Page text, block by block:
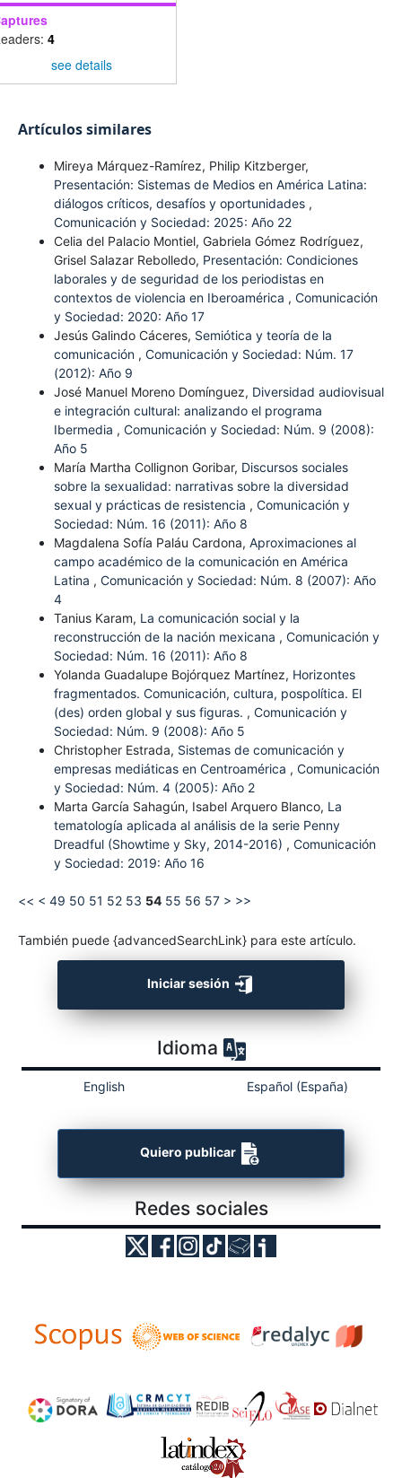
4
see details
Artículos similares
Mireya Márquez-Ramírez, Philip Kitzberger,
Presentación: Sistemas de Medios en América Latina:
diálogos críticos, desafíos y oportunidades ,
Comunicación y Sociedad: 2025: Año 22
Celia del Palacio Montiel, Gabriela Gómez Rodríguez,
Grisel Salazar Rebolledo, Presentación: Condiciones
laborales y de seguridad de los periodistas en
contextos de violencia en Iberoamérica , Comunicación
y Sociedad: 2020: Año 17
Jesús Galindo Cáceres, Semiótica y teoría de la
comunicación , Comunicación y Sociedad: Núm. 17
(2012): Año 9
José Manuel Moreno Domínguez, Diversidad audiovisual
e integración cultural: analizando el programa
Ibermedia , Comunicación y Sociedad: Núm. 9 (2008):
Año 5
María Martha Collignon Goribar, Discursos sociales
sobre la sexualidad: narrativas sobre la diversidad
sexual y prácticas de resistencia , Comunicación y
Sociedad: Núm. 16 (2011): Año 8
Magdalena Sofía Paláu Cardona, Aproximaciones al
campo académico de la comunicación en América
Latina , Comunicación y Sociedad: Núm. 8 (2007): Año
4
Tanius Karam, La comunicación social y la
reconstrucción de la nación mexicana , Comunicación y
Sociedad: Núm. 16 (2011): Año 8
Yolanda Guadalupe Bojórquez Martínez, Horizontes
fragmentados. Comunicación, cultura, pospolítica. El
(des) orden global y sus figuras. , Comunicación y
Sociedad: Núm. 9 (2008): Año 5
Christopher Estrada, Sistemas de comunicación y
empresas mediáticas en Centroamérica , Comunicación
y Sociedad: Núm. 4 (2005): Año 2
Marta García Sahagún, Isabel Arquero Blanco, La
tematología aplicada al análisis de la serie Penny
Dreadful (Showtime y Sky, 2014-2016) , Comunicación
y Sociedad: 2019: Año 16
<< < 49 50 51 52 53 54 55 56 57 > >>
También puede {advancedSearchLink} para este artículo.
Iniciar sesión
Idioma
English Español (España)
Quiero publicar
Redes sociales